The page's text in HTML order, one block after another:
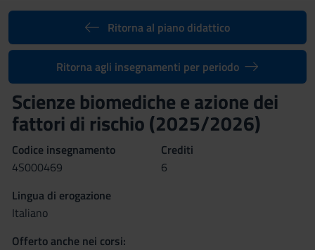
Ritorna al piano didattico
Ritorna agli insegnamenti per periodo
Scienze biomediche e azione dei
fattori di rischio (2025/2026)
Codice insegnamento
4S000469
Crediti
6
Lingua di erogazione
Italiano
Offerto anche nei corsi: